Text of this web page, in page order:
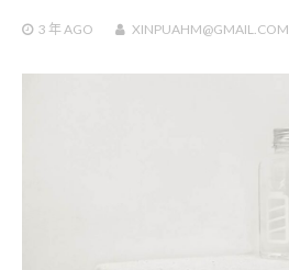
3 年 AGO XINPUAHM@GMAIL.COM